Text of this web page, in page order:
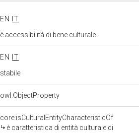
EN
IT
è accessibilità di bene culturale
EN
IT
stabile
owl:ObjectProperty
core:isCulturalEntityCharacteristicOf
è caratteristica di entità culturale di